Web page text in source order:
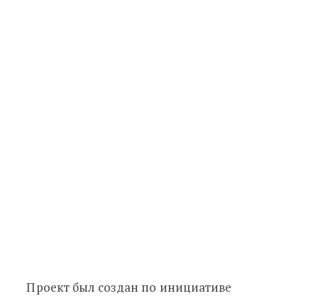
Проект был создан по инициативе